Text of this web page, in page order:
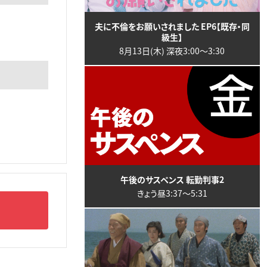
夫に不倫をお願いされました EP6【既存・同
級生】
8月13日(木) 深夜3:00〜3:30
午後のサスペンス 転勤判事2
きょう昼3:37〜5:31